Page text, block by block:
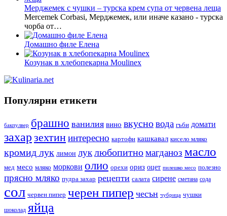
Мерджемек с чушки – турска крем супа от червена леща
Mercemek Corbasi, Мерджемек, или иначе казано - турска
чорба от…
Домашно филе Елена
Козунак в хлебопекарна Moulinex
Популярни етикети
бакпулвер брашно ванилия вино вкусновода гъби домати
захар зехтининтересно картофи кашкавал кисело мляко
кромид лук лимон луклюбопитномагданоз масло
мед месо мляко моркови олио орехи ориз оцет пилешко месо полезно
прясно мляко пудра захар рецепти салата сирене сметана сода
сол червен пипер черен пипер чесън чубрица чушки
шоколад яйца